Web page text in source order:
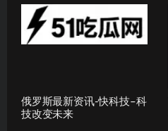
俄罗斯最新资讯-快科技–科
技改变未来